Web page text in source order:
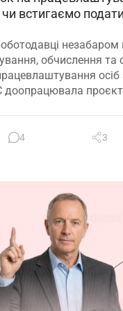
чи встигаємо
обчислення та
осіб
доопрацювала
4
3